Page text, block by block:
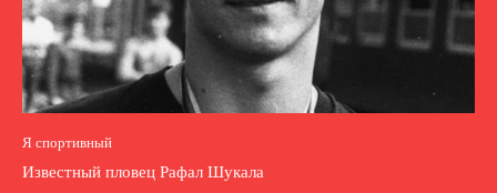
Я спортивный
Известный пловец Рафал Шукала